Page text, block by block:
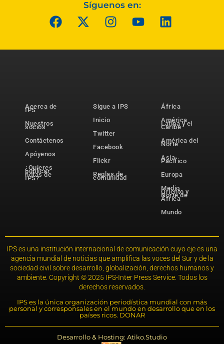
Síguenos en:
Acerca de
IPS
Nuestros
socios
Contáctenos
Apóyenos
¿Quieres
publicar
notas de
IPS?
Sigue a IPS
Inicio
Twitter
Facebook
Flickr
Reglas de
comunidad
África
América
Latina y el
Caribe
América del
Norte
Asia-
Pacífico
Europa
Medio
Oriente y
Norte de
África
Mundo
IPS es una institución internacional de comunicación cuyo eje es una
agencia mundial de noticias que amplifica las voces del Sur y de la
sociedad civil sobre desarrollo, globalización, derechos humanos y
ambiente. Copyright © 2025 IPS-Inter Press Service. Todos los
derechos reservados.
IPS es la única organización periodística mundial con más
personal y corresponsales en el mundo en desarrollo que en los
países ricos. DONAR
Desarrollo & Hosting: Atiko.Studio